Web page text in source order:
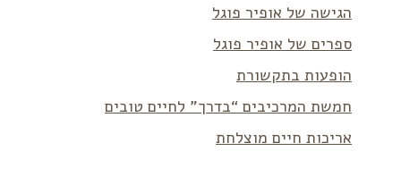
הגישה של אופיר פוגל
ספרים של אופיר פוגל
הופעות בתקשורת
חמשת המרכיבים “בדרך” לחיים טובים
אריכות חיים מוצלחת